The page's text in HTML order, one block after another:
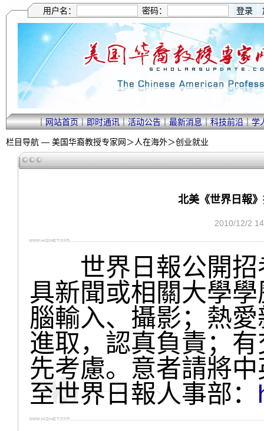
用户名： 密码：
｜网站首页｜即时通讯｜活动公告｜最新消息｜科技前沿｜学
栏目导航 — 美国华裔教授专家网＞人在海外＞创业就业
北美《世界日報
2010/12/2
世界日報公開招
具新聞或相關大學
腦輸入、攝影；熱
進取，認真負責；
先考慮。意者請將
至世界日報人事部：